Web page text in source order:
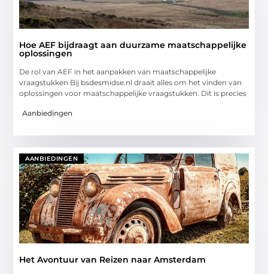
Hoe AEF bijdraagt aan duurzame maatschappelijke
oplossingen
De rol van AEF in het aanpakken van maatschappelijke
vraagstukken Bij bsdesmidse.nl draait alles om het vinden van
oplossingen voor maatschappelijke vraagstukken. Dit is precies
Aanbiedingen
AANBIEDINGEN
Het Avontuur van Reizen naar Amsterdam